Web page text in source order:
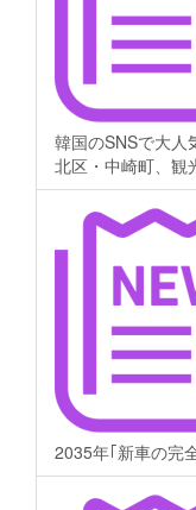
韓国のSNSで大
北区・中崎町、観
2035年｢新車の完